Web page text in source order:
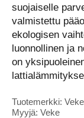
suojaiselle
valmistettu
ekologisen
luonnollinen ja
on
Tuotemerkki: Veke
Myyjä: Veke